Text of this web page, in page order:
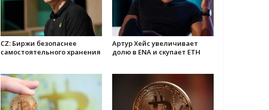
CZ: Биржи безопаснее
самостоятельного хранения
Артур Хейс увеличивает
долю в ENA и скупает ETH